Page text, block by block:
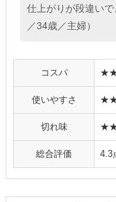
仕上がりが段違い
／34歳／主婦）
コスパ
使いやすさ
切れ味
総合評価 4.3